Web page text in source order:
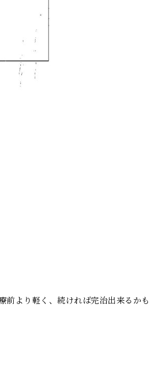
より軽く、続ければ完治出来るか